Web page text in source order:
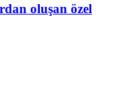
oluşan özel